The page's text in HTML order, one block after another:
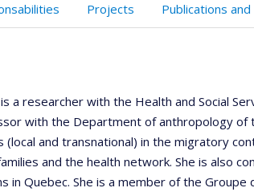
(faculté,département,école)
web
Projects Publications
a researcher with the Health and Social
with the Department of anthropology of
(local and transnational) in the migratory
and the health network. She is also
in Quebec. She is a member of the